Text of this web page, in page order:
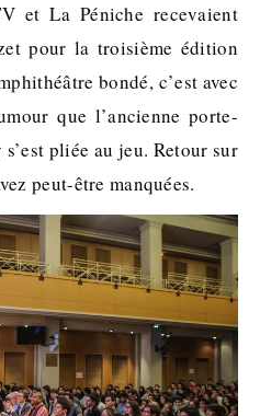
pour la troisième édition
bondé, c’est avec
que l’ancienne porte-
pliée au jeu. Retour sur
peut-être manquées.